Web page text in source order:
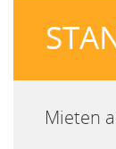
Mieten